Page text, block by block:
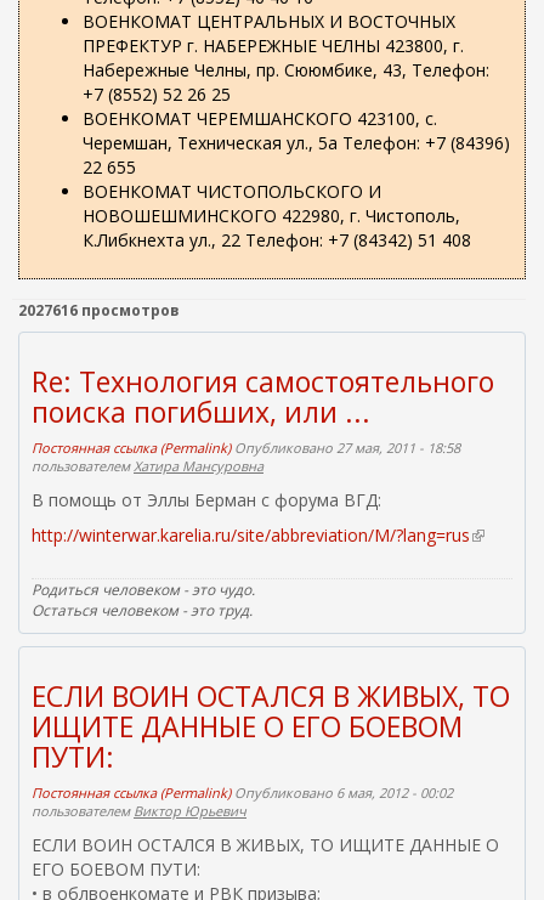
ВОЕНКОМАТ ЦЕНТРАЛЬНЫХ И ВОСТОЧНЫХ
ПРЕФЕКТУР г. НАБЕРЕЖНЫЕ ЧЕЛНЫ 423800, г.
Набережные Челны, пр. Сююмбике, 43, Телефон:
+7 (8552) 52 26 25
ВОЕНКОМАТ ЧЕРЕМШАНСКОГО 423100, с.
Черемшан, Техническая ул., 5а Телефон: +7 (84396)
22 655
ВОЕНКОМАТ ЧИСТОПОЛЬСКОГО И
НОВОШЕШМИНСКОГО 422980, г. Чистополь,
К.Либкнехта ул., 22 Телефон: +7 (84342) 51 408
2027616 просмотров
Re: Технология самостоятельного
поиска погибших, или ...
Постоянная ссылка (Permalink)Опубликовано 27 мая, 2011 - 18:58
пользователемХатира Мансуровна
В помощь от Эллы Берман с форума ВГД:
http://winterwar.karelia.ru/site/abbreviation/M/?lang=rus(
н
ш
я
а
Родиться человеком - это чудо.
Остаться человеком - это труд.
ЕСЛИ ВОИН ОСТАЛСЯ В ЖИВЫХ, ТО
ИЩИТЕ ДАННЫЕ О ЕГО БОЕВОМ
ПУТИ:
Постоянная ссылка (Permalink)Опубликовано 6 мая, 2012 - 00:02
пользователем Виктор Юрьевич
ЕСЛИ ВОИН ОСТАЛСЯ В ЖИВЫХ, ТО ИЩИТЕ ДАННЫЕ О
ЕГО БОЕВОМ ПУТИ:
• в облвоенкомате и РВК призыва;